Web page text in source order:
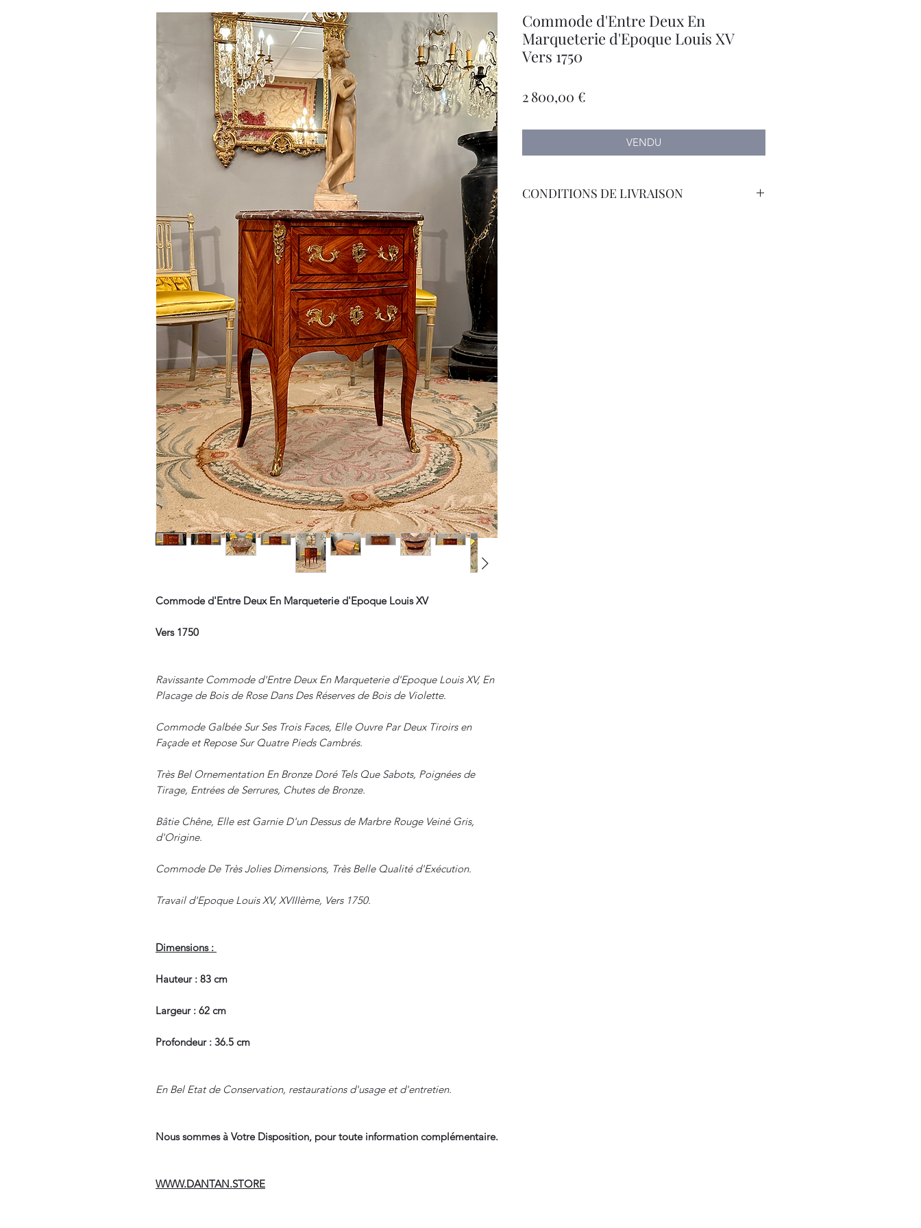
Commode d'Entre Deux En Marqueterie d'Epoque Louis XV
Vers 1750
Ravissante Commode d'Entre Deux En Marqueterie d'Epoque Louis XV, En
Placage de Bois de Rose Dans Des Réserves de Bois de Violette.
Commode Galbée Sur Ses Trois Faces, Elle Ouvre Par Deux Tiroirs en
Façade et Repose Sur Quatre Pieds Cambrés.
Très Bel Ornementation En Bronze Doré Tels Que Sabots, Poignées de
Tirage, Entrées de Serrures, Chutes de Bronze.
Bâtie Chêne, Elle est Garnie D'un Dessus de Marbre Rouge Veiné Gris,
d'Origine.
Commode De Très Jolies Dimensions, Très Belle Qualité d'Exécution.
Travail d'Epoque Louis XV, XVIIIème, Vers 1750.
Dimensions :
Hauteur : 83 cm
Largeur : 62 cm
Profondeur : 36.5 cm
En Bel Etat de Conservation, restaurations d'usage et d'entretien.
Nous sommes à Votre Disposition, pour toute information complémentaire.
WWW.DANTAN.STORE
Commode d'Entre Deux En
Marqueterie d'Epoque Louis XV
Vers 1750
2 800,00 €
VENDU
CONDITIONS DE LIVRAISON